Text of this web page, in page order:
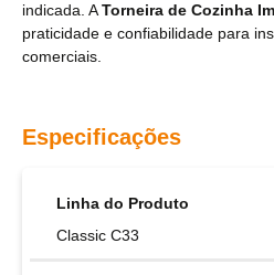
indicada. ATorneira de Cozinha
praticidade e confiabilidade para
comerciais.
Especificações
Linha do Produto
Classic C33